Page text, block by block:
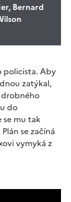
Bernard
policista. Aby
zatýkal,
drobného
do
se mu tak
se začíná
vymyká z